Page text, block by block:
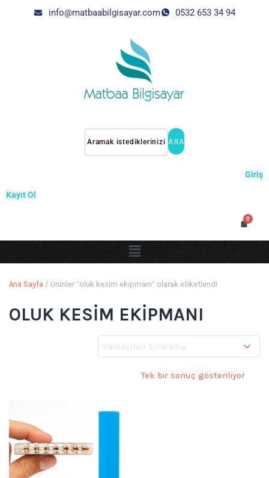
info@matbaabilgisayar.com 0532 653 34 94
ARA
Giriş
Kayıt Ol
Ana Sayfa / Ürünler “oluk kesim ekipmanı” olarak etiketlendi
OLUK KESIM EKIPMANI
Tek bir sonuç gösteriliyor